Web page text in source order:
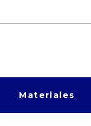
Materiales